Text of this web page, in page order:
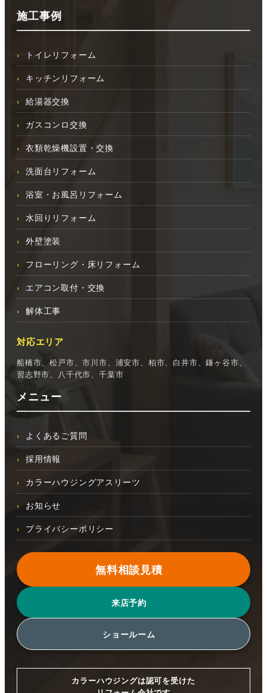
施工事例
トイレリフォーム
キッチンリフォーム
給湯器交換
ガスコンロ交換
衣類乾燥機設置・交換
洗面台リフォーム
浴室・お風呂リフォーム
水回りリフォーム
外壁塗装
フローリング・床リフォーム
エアコン取付・交換
解体工事
対応エリア
船橋市、松戸市、市川市、浦安市、柏市、白井市、鎌ヶ谷市、
習志野市、八千代市、千葉市
メニュー
よくあるご質問
採用情報
カラーハウジングアスリーツ
お知らせ
プライバシーポリシー
無料相談見積
来店予約
ショールーム
カラーハウジングは認可を受けた